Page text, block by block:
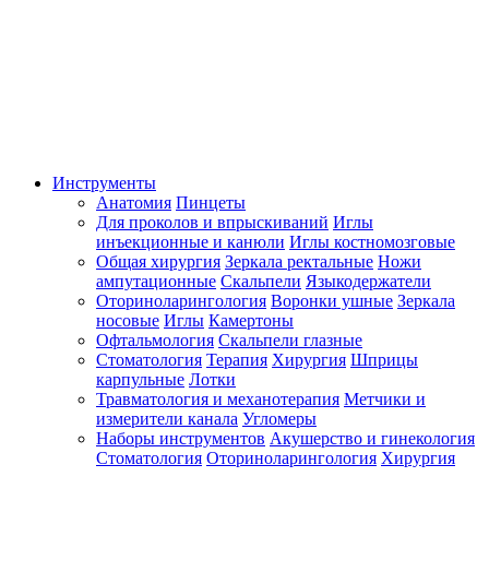
Инструменты
Анатомия Пинцеты
Для проколов и впрыскиваний Иглы
инъекционные и канюли Иглы костномозговые
Общая хирургия Зеркала ректальные Ножи
ампутационные Скальпели Языкодержатели
Оториноларингология Воронки ушные Зеркала
носовые Иглы Камертоны
Офтальмология Скальпели глазные
Стоматология Терапия Хирургия Шприцы
карпульные Лотки
Травматология и механотерапия Метчики и
измерители канала Угломеры
Наборы инструментов Акушерство и гинекология
Стоматология Оториноларингология Хирургия